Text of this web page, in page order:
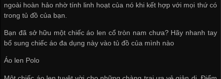
ngoài hoàn hảo nhờ tính linh hoạt của nó khi kết hợp với mọi thứ có
trong tủ đồ của bạn.
Bạn đã sở hữu một chiếc áo len cổ tròn nam chưa? Hãy nhanh tay
bổ sung chiếc áo đa dụng này vào tủ đồ của mình nào
Áo len Polo